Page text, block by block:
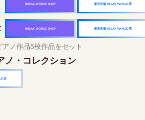
楽天市場 RELAX WORLD店
RELAX WORLD SHOP
楽天市場 RELAX WORLD店
RELAX WORLD SHOP
ノ作品5枚作品をセット
ノ・コレクション
店